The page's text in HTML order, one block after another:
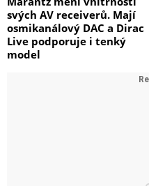
svých AV receiverů. Mají
osmikanálový DAC a Dirac
Live podporuje i tenký
model